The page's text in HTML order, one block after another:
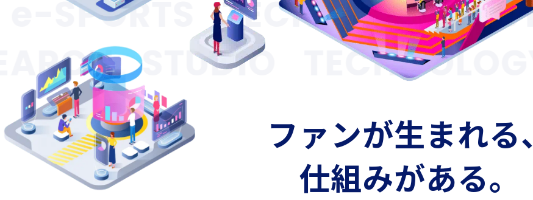
TECHNOLOGY
e-SPORTS
STUDIO TECHNOLOGY
ファンが生まれる、
仕組みがある。